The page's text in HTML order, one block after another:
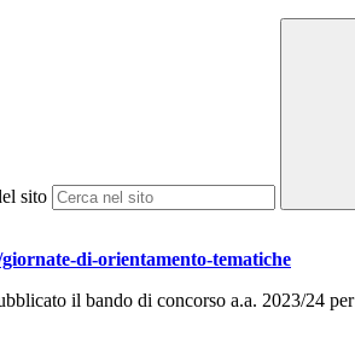
sito
di-orientamento-tematiche
il bando di concorso a.a. 2023/24